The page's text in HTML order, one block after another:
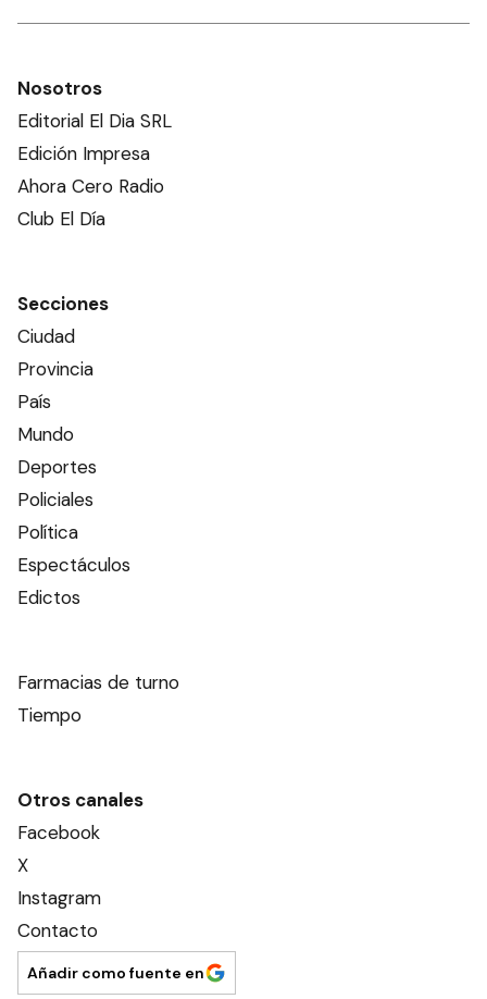
Nosotros
Editorial El Dia SRL
Edición Impresa
Ahora Cero Radio
Club El Día
Secciones
Ciudad
Provincia
País
Mundo
Deportes
Policiales
Política
Espectáculos
Edictos
Farmacias de turno
Tiempo
Otros canales
Facebook
X
Instagram
Contacto
Añadir como fuente en